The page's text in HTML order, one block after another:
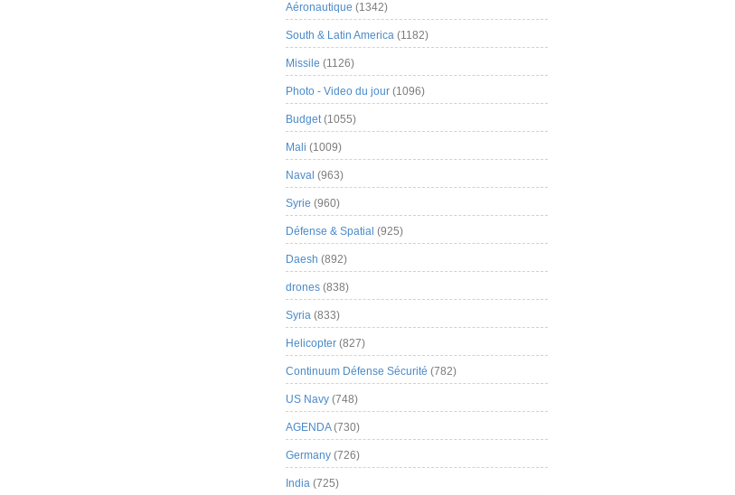
Aéronautique (1342)
South & Latin America (1182)
Missile (1126)
Photo - Video du jour (1096)
Budget(1055)
Mali (1009)
Naval (963)
Syrie (960)
Défense & Spatial (925)
Daesh (892)
drones (838)
Syria (833)
Helicopter (827)
Continuum Défense Sécurité (782)
US Navy (748)
AGENDA(730)
Germany (726)
India (725)